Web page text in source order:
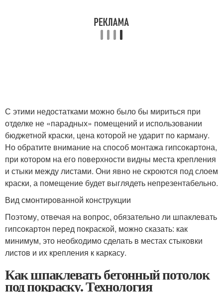
С этими недостатками можно было бы мириться при
отделке не «парадных» помещений и использовании
бюджетной краски, цена которой не ударит по карману.
Но обратите внимание на способ монтажа гипсокартона,
при котором на его поверхности видны места крепления
и стыки между листами. Они явно не скроются под слоем
краски, а помещение будет выглядеть непрезентабельно.
Вид смонтированной конструкции
Поэтому, отвечая на вопрос, обязательно ли шпаклевать
гипсокартон перед покраской, можно сказать: как
минимум, это необходимо сделать в местах стыковки
листов и их крепления к каркасу.
Как шпаклевать бетонный потолок
под покраску. Технология